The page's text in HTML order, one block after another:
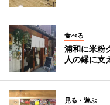
食べる
浦和に米粉
人の縁に支
見る・遊ぶ